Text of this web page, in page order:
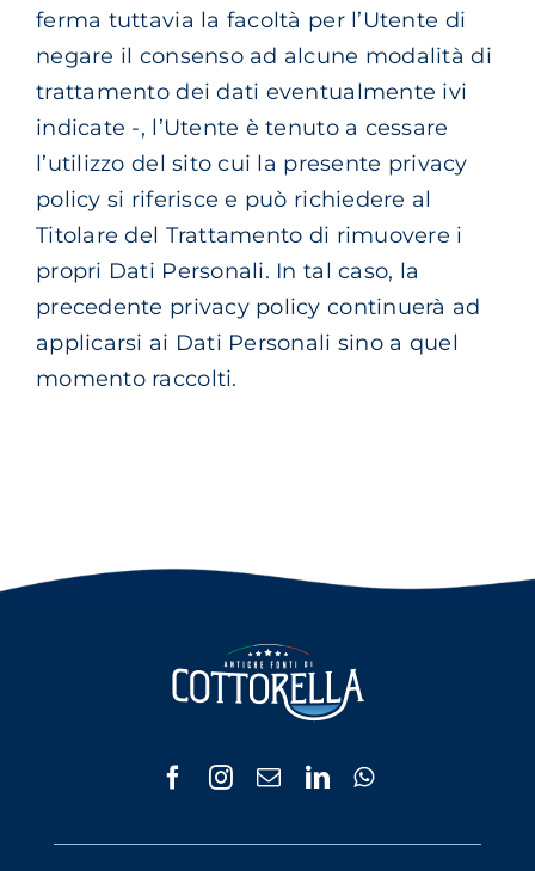
ferma tuttavia la facoltà per l’Utente di
negare il consenso ad alcune modalità di
trattamento dei dati eventualmente ivi
indicate -, l’Utente è tenuto a cessare
l’utilizzo del sito cui la presente privacy
policy si riferisce e può richiedere al
Titolare del Trattamento di rimuovere i
propri Dati Personali. In tal caso, la
precedente privacy policy continuerà ad
applicarsi ai Dati Personali sino a quel
momento raccolti.